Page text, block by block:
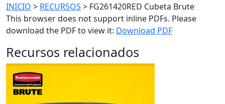
INICIO > RECURSOS > FG261420RED Cubeta Brute
This browser does not support inline PDFs. Please
download the PDF to view it: Download PDF
Recursos relacionados